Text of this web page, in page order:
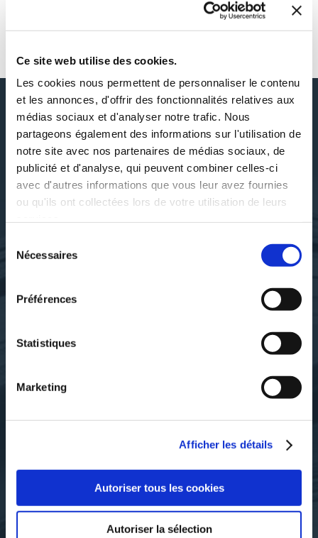
Ce site web utilise des cookies.
Les cookies nous permettent de personnaliser le contenu
et les annonces, d'offrir des fonctionnalités relatives aux
médias sociaux et d'analyser notre trafic. Nous
partageons également des informations sur l'utilisation de
notre site avec nos partenaires de médias sociaux, de
publicité et d'analyse, qui peuvent combiner celles-ci
avec d'autres informations que vous leur avez fournies
ou qu'ils ont collectées lors de votre utilisation de leurs
Nécessaires
Préférences
Statistiques
Marketing
Afficher les détails
Autoriser tous les cookies
Autoriser la sélection
DÉCOUVRIR JONATHAN
BARBARY
L'EVENTAIL DE
SHAOLIN
LA CANNE DE CHIU
CHUK KAI